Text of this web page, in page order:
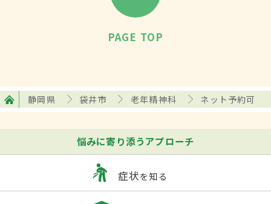
PAGE TOP
静岡県 袋井市 老年精神科 ネット予約可
悩みに寄り添うアプローチ
症状を知る